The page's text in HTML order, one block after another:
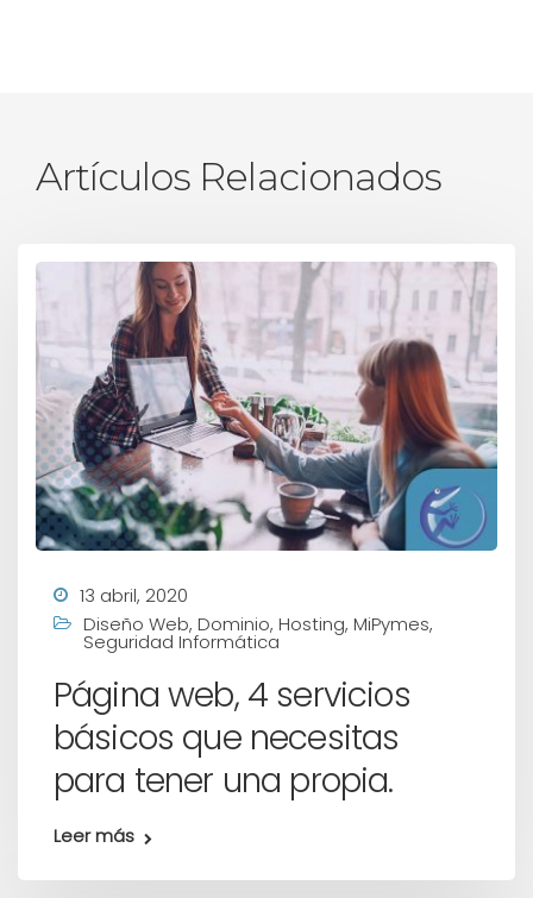
Artículos Relacionados
13 abril, 2020
Diseño Web, Dominio, Hosting, MiPymes,
Seguridad Informática
Página web, 4 servicios
básicos que necesitas
para tener una propia.
Leer más